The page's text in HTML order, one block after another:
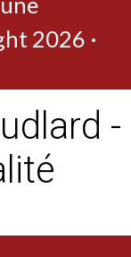
2026 ·